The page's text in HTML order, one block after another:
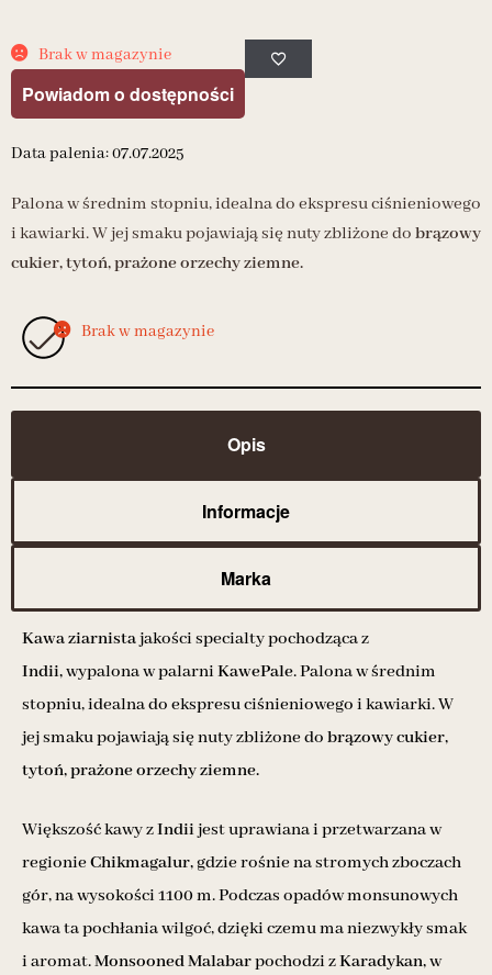
Brak w magazynie
Powiadom o dostępności
Data palenia: 07.07.2025
Palona w średnim stopniu, idealna do ekspresu ciśnieniowego
i kawiarki. W jej smaku pojawiają się nuty zbliżone do brązowy
cukier, tytoń, prażone orzechy ziemne.
Brak w magazynie
Opis
Informacje
Marka
Kawa ziarnistajakości specialty pochodząca z
Indii,wypalona w palarniKawePale. Palona w średnim
stopniu, idealna do ekspresu ciśnieniowego i kawiarki. W
jej smaku pojawiają się nuty zbliżone do brązowy cukier,
tytoń, prażone orzechy ziemne.
Większość kawy zIndiijest uprawiana i przetwarzana w
regionieChikmagalur,gdzie rośnie na stromych zboczach
gór, na wysokości 1100 m. Podczas opadów monsunowych
kawa ta pochłania wilgoć, dzięki czemu ma niezwykły smak
i aromat.Monsooned Malabarpochodzi zKaradykan,w